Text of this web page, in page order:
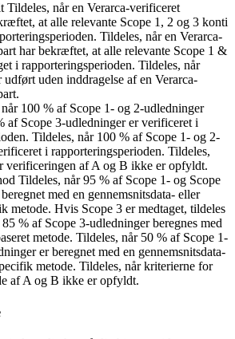
Tildeles, når en Verarca-verificeret
at alle relevante Scope 1, 2 og 3 konti
Tildeles, når en Verarca-
har bekræftet, at alle relevante Scope 1 &
i rapporteringsperioden. Tildeles, når
udført uden inddragelse af en Verarca-
100 % af Scope 1- og 2-udledninger
af Scope 3-udledninger er verificeret i
Tildeles, når 100 % af Scope 1- og 2-
i rapporteringsperioden. Tildeles,
verificeringen af A og B ikke er opfyldt.
Tildeles, når 95 % af Scope 1- og Scope
med en gennemsnitsdata- eller
metode. Hvis Scope 3 er medtaget, tildeles
% af Scope 3-udledninger beregnes med
metode. Tildeles, når 50 % af Scope 1-
er beregnet med en gennemsnitsdata-
metode. Tildeles, når kriterierne for
af A og B ikke er opfyldt.